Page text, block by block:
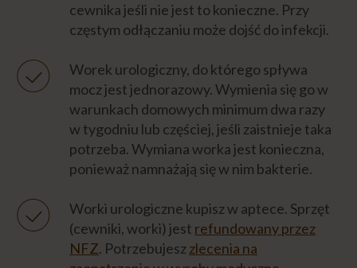
cewnika jeśli nie jest to konieczne. Przy
częstym odłączaniu może dojść do infekcji.
Worek urologiczny, do którego spływa
mocz jest jednorazowy. Wymienia się go w
warunkach domowych minimum dwa razy
w tygodniu lub częściej, jeśli zaistnieje taka
potrzeba. Wymiana worka jest konieczna,
ponieważ namnażają się w nim bakterie.
Worki urologiczne kupisz w aptece. Sprzęt
(cewniki, worki) jest refundowany przez
NFZ. Potrzebujeszzlecenia na